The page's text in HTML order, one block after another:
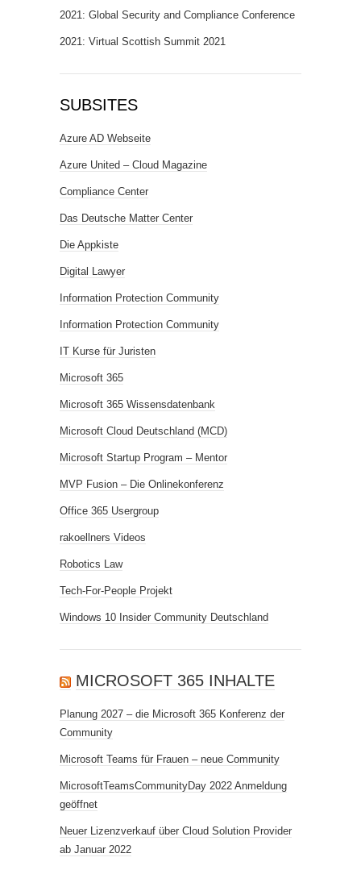
2021: Global Security and Compliance Conference
2021: Virtual Scottish Summit 2021
SUBSITES
Azure AD Webseite
Azure United – Cloud Magazine
Compliance Center
Das Deutsche Matter Center
Die Appkiste
Digital Lawyer
Information Protection Community
Information Protection Community
IT Kurse für Juristen
Microsoft 365
Microsoft 365 Wissensdatenbank
Microsoft Cloud Deutschland (MCD)
Microsoft Startup Program – Mentor
MVP Fusion – Die Onlinekonferenz
Office 365 Usergroup
rakoellners Videos
Robotics Law
Tech-For-People Projekt
Windows 10 Insider Community Deutschland
MICROSOFT 365 INHALTE
Planung 2027 – die Microsoft 365 Konferenz der
Community
Microsoft Teams für Frauen – neue Community
MicrosoftTeamsCommunityDay 2022 Anmeldung
geöffnet
Neuer Lizenzverkauf über Cloud Solution Provider
ab Januar 2022